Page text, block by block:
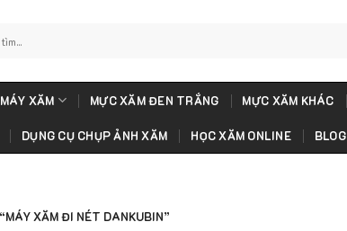
XĂM MỰC XĂM ĐEN TRẮNG MỰC XĂM KHÁC
DỤNG CỤ CHỤP ẢNH XĂM HỌC XĂM ONLINE BLOG
XĂM ĐI NÉT DANKUBIN”